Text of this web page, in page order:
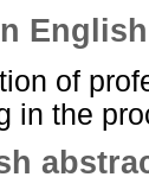
English
of
in the